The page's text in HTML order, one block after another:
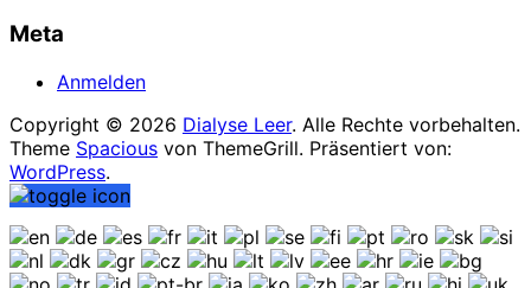
Meta
Anmelden
Copyright © 2026 Dialyse Leer. Alle Rechte vorbehalten.
Theme Spacious von ThemeGrill. Präsentiert von:
WordPress.